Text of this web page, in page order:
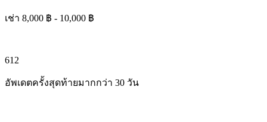
เช่า 8,000 ฿ - 10,000 ฿
612
อัพเดตครั้งสุดท้ายมากกว่า 30 วัน